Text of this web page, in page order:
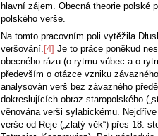
hlavní zájem. Obecná theorie polské
polského verše.
Na tomto pracovním poli vytěžila
veršování. [4] Je to práce poněkud
obecného rázu (o rytmu vůbec a o
především o otázce vzniku
analysován verš bez závazného
dokreslujících obraz staropolského
věnována verši sylabickému.
verše od Reje („zlatý věk“) přes 18.